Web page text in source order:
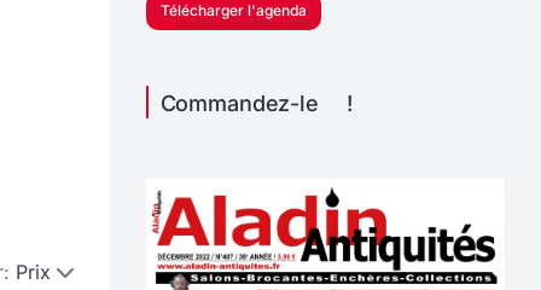
Prix
Télécharger l'agenda
Commandez-le !